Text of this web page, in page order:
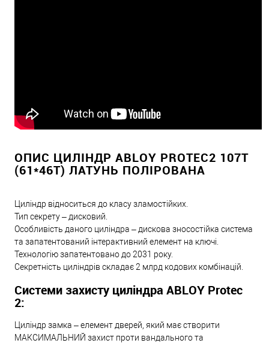
ОПИС ЦИЛІНДР ABLOY PROTEC2 107T
(61*46T) ЛАТУНЬ ПОЛІРОВАНА
Циліндр відноситься до класу зламостійких.
Тип секрету – дисковий.
Особливість даного циліндра – дискова зносостійка система
та запатентований інтерактивний елемент на ключі.
Технологію запатентовано до 2031 року.
Секретність циліндрів складає 2 млрд кодових комбінацій.
Системи захисту циліндра ABLOY Protec
2:
Циліндр замка – елемент дверей, який має створити
МАКСИМАЛЬНИЙ захист проти вандального та